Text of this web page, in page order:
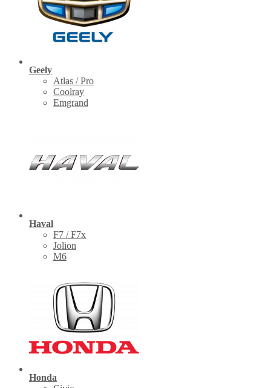
Geely
Atlas / Pro
Coolray
Emgrand
Haval
F7 / F7x
Jolion
M6
Honda